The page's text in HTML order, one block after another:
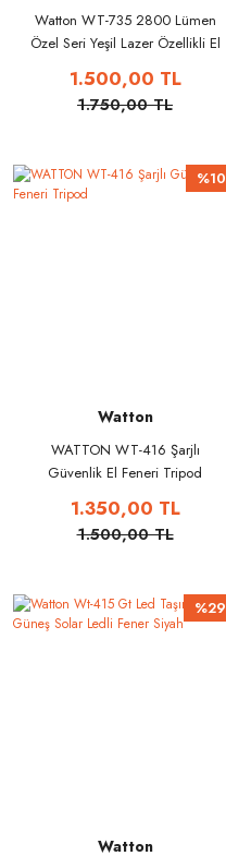
Watton WT-735 2800 Lümen
Özel Seri Yeşil Lazer Özellikli El
1.500,00 TL
1.750,00 TL
%10
Watton
WATTON WT-416 Şarjlı
Güvenlik El Feneri Tripod
1.350,00 TL
1.500,00 TL
%29
Watton